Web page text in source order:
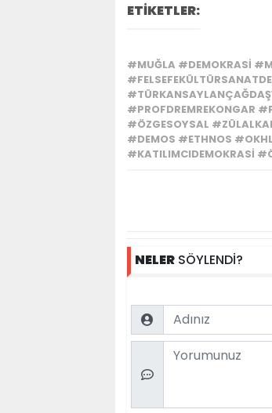
ETİKETLER:
#MUĞLA #DEMOKRASI
#PROFDREMREKONGAR
#ÖZGESOYSAL
#DEMOS #ETHNOS
#KATILIMCIDEMOKRASI
NELER SÖYLENDİ?
Name
Comment